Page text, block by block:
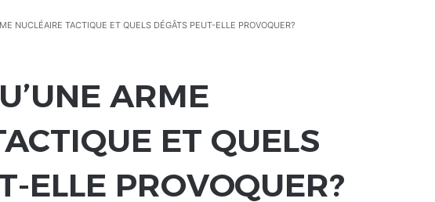
NUCLÉAIRE TACTIQUE ET QUELS DÉGÂTS PEUT-ELLE PROVOQUER?
ARME
ET QUELS
ELLE PROVOQUER?